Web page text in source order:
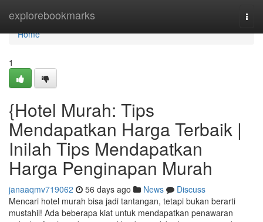
explorebookmarks
Home
Home
1
{Hotel Murah: Tips
Mendapatkan Harga Terbaik |
Inilah Tips Mendapatkan
Harga Penginapan Murah
janaaqmv719062 56 days ago News
Discuss
Mencari hotel murah bisa jadi tantangan, tetapi bukan berarti
mustahil! Ada beberapa kiat untuk mendapatkan penawaran